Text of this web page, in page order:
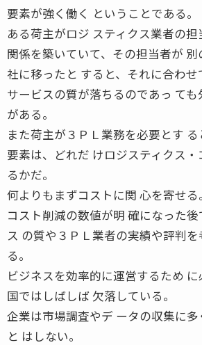
要素が強く働く ということである。
ある荷主がロジ スティクス業者の
関係を築いていて、その担当者が
社に移ったと すると、それに合わ
サービスの質が落ちるのであっ て
がある。
また荷主が３ＰＬ業務を必要とす
要素は、どれだ けロジスティクス・
るかだ。
何よりもまずコストに関 心を寄せる。
コスト削減の数値が明 確になった
ス の質や３ＰＬ業者の実績や評判
る。
ビジネスを効率的に運営するため
国ではしばしば 欠落している。
企業は市場調査やデ ータの収集に
と はしない。